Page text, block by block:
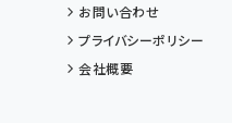
お問い合わせ
プライバシーポリシー
会社概要